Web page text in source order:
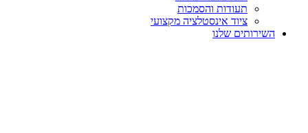
תעודות והסמכות
ציוד אינסטלציה מקצועי
השירותים שלנו